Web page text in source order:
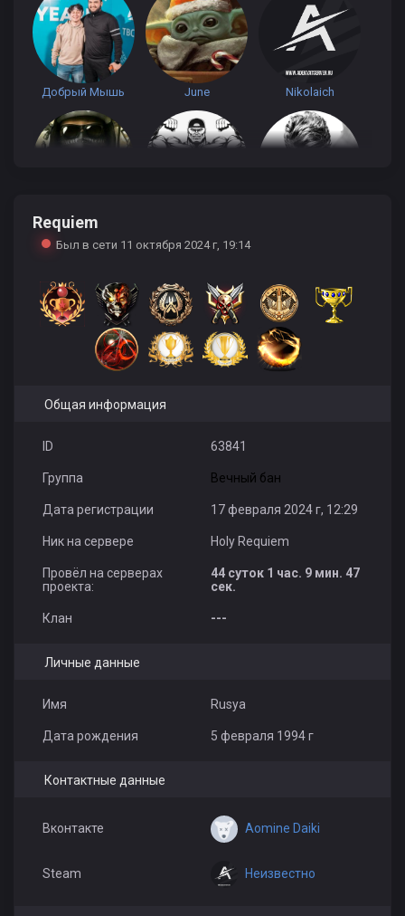
Добрый Мышь June Nikolaich
Cebab_03
Nimezidka Evgen72_ Всего Хорошего
kis kis Nekit 31 RUS St Oskol
a tyt za4em nik Джокер
Requiem
Был в сети 11 октября 2024 г, 19:14
Общая информация
ID 63841
Группа Вечный бан
Дата регистрации 17 февраля 2024 г, 12:29
Ник на сервере Holy Requiem
Провёл на серверах
проекта:
44 суток 1 час. 9 мин. 47
сек.
Клан ---
Личные данные
Имя Rusya
Дата рождения 5 февраля 1994 г
Контактные данные
Вконтакте Aomine Daiki
Steam Неизвестно